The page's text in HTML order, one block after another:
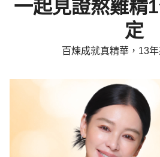
一起見證熬雞精
定
百煉成就真精華，13